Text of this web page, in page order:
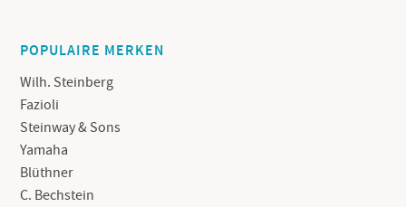
POPULAIRE MERKEN
Wilh. Steinberg
Fazioli
Steinway & Sons
Yamaha
Blüthner
C. Bechstein